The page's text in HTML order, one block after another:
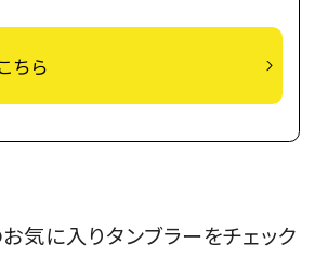
ちら
気に入りタンブラーをチェック